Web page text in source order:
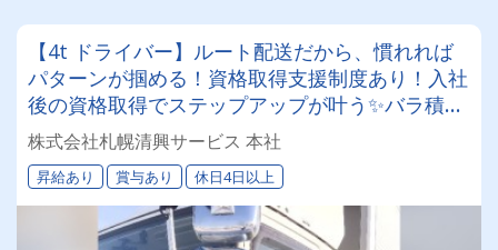
【4t ドライバー】ルート配送だから、慣れれば
パターンが掴める！資格取得支援制度あり！入社
後の資格取得でステップアップが叶う✨バラ積み
バラ卸しは一切無し！荷役作業負担が少ないお仕
事です！
株式会社札幌清興サービス 本社
昇給あり 賞与あり 休日4日以上